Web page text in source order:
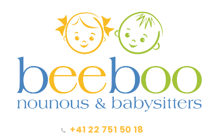
+41 22 751 50 18